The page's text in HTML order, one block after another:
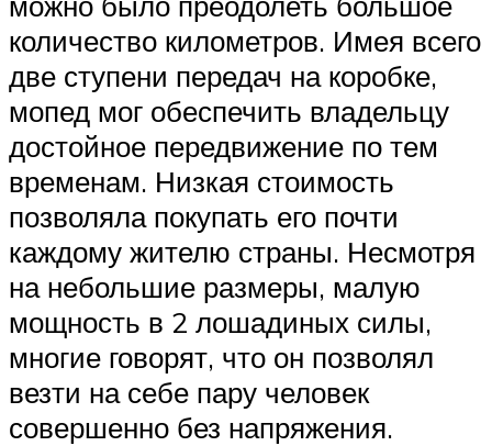
количество километров. Имея всего
две ступени передач на коробке,
мопед мог обеспечить владельцу
достойное передвижение по тем
временам. Низкая стоимость
позволяла покупать его почти
каждому жителю страны. Несмотря
на небольшие размеры, малую
мощность в 2 лошадиных силы,
многие говорят, что он позволял
везти на себе пару человек
совершенно без напряжения.